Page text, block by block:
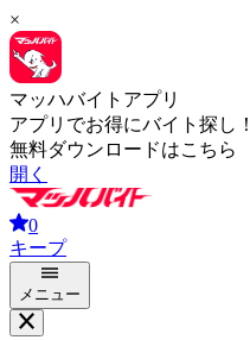
×
マッハバイトアプリ
アプリでお得にバイト探し！
無料ダウンロードはこちら
開く
0
キープ
メニュー